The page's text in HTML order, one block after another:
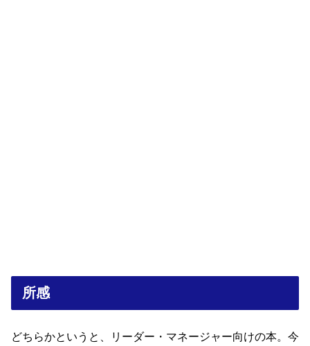
所感
どちらかというと、リーダー・マネージャー向けの本。今